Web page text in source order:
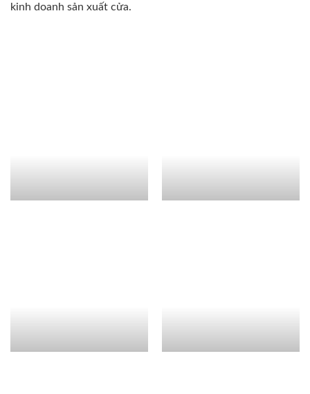
kinh doanh sản xuất cửa.